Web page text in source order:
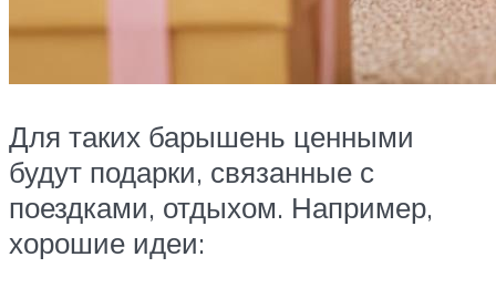
Для таких барышень ценными
будут подарки, связанные с
поездками, отдыхом. Например,
хорошие идеи: